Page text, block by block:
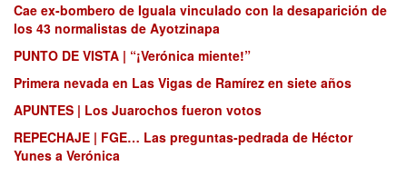
Cae ex-bombero de Iguala vinculado con la desaparición de
los 43 normalistas de Ayotzinapa
PUNTO DE VISTA | “¡Verónica miente!”
Primera nevada en Las Vigas de Ramírez en siete años
APUNTES | Los Juarochos fueron votos
REPECHAJE | FGE… Las preguntas-pedrada de Héctor
Yunes a Verónica